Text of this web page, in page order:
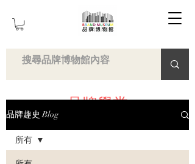
品牌學堂
品牌趣史 Blog
所有